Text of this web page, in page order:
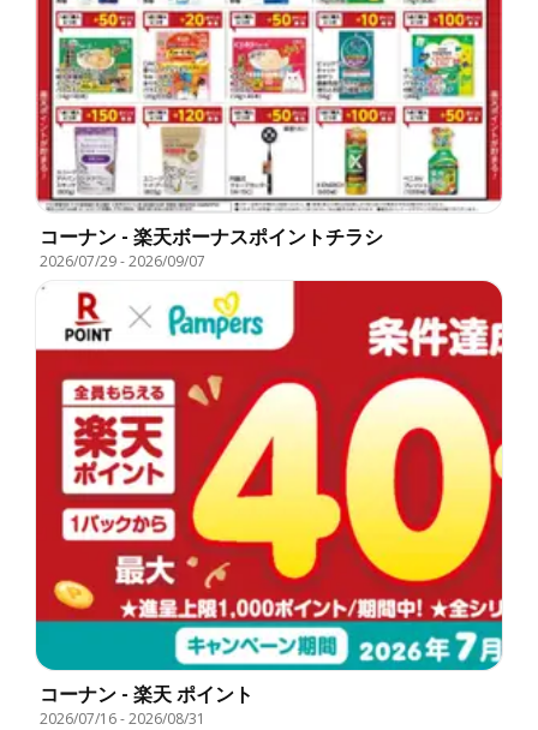
コーナン - 楽天ボーナスポイントチラシ
2026/07/29-2026/09/07
コーナン - 楽天 ポイント
2026/07/16-2026/08/31